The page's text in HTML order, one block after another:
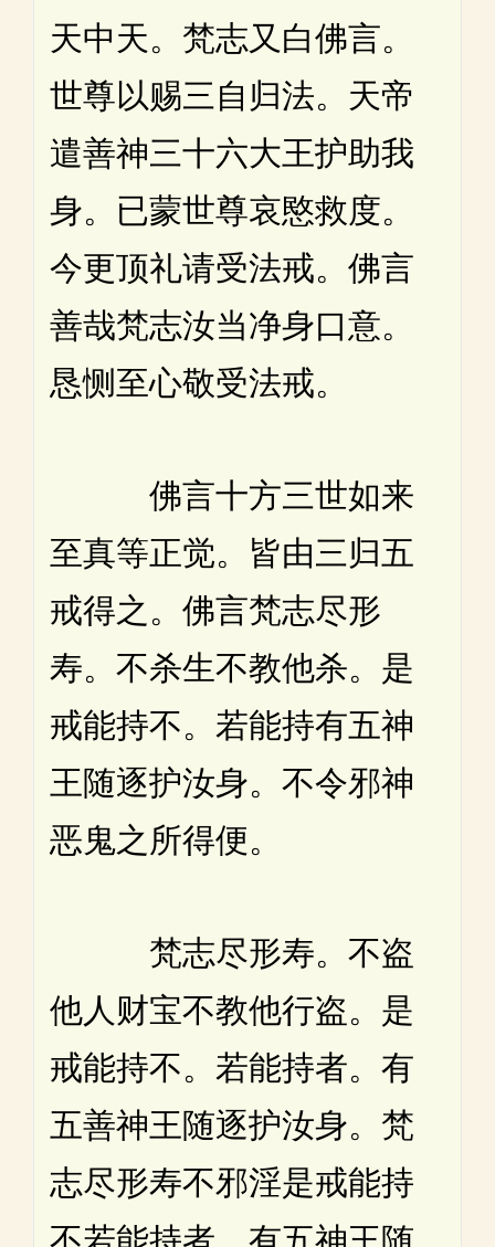
天中天。梵志又白佛言。
世尊以赐三自归法。天帝
遣善神三十六大王护助我
身。已蒙世尊哀愍救度。
今更顶礼请受法戒。佛言
善哉梵志汝当净身口意。
恳恻至心敬受法戒。
佛言十方三世如来
至真等正觉。皆由三归五
戒得之。佛言梵志尽形
寿。不杀生不教他杀。是
戒能持不。若能持有五神
王随逐护汝身。不令邪神
恶鬼之所得便。
梵志尽形寿。不盗
他人财宝不教他行盗。是
戒能持不。若能持者。有
五善神王随逐护汝身。梵
志尽形寿不邪淫是戒能持
不若能持者。有五神王随